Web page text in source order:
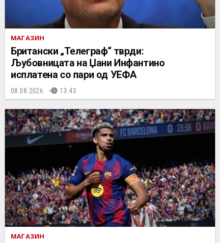
МАГАЗИН
Британски „Телеграф“ тврди:
Љубовницата на Џани Инфантино
исплатена со пари од УЕФА
08.08.2026. 13:43
МАГАЗИН